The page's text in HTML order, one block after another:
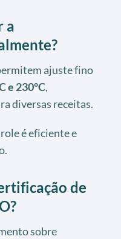
a
ajuste fino
e 230°C,
diversas receitas.
é eficiente e
de
sobre